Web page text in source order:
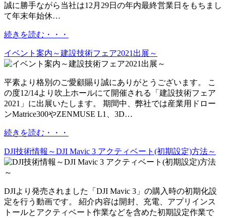
誠に勝手ながら当社は12月29日の年内最終営業日をもちまし
て年末年始休…
続きを読む・・・
イベント案内～建設技術フェア2021出展～
平素より格別のご愛顧賜り誠にありがとうございます。 こ
の度12/14より吹上ホールにて開催される「建設技術フェア
2021」に出展いたします。 期間中、弊社では産業用ドロー
ンMatrice300やZENMUSE L1、3D…
続きを読む・・・
DJI技術情報～DJI Mavic 3 アクティベート(初期設定)方法～
DJIより発売されました「DJI Mavic 3」の購入時の初期化設
定を行う動画です。 紹介内容は開封、充電、アプリインス
トールとアクティベート作業などを含めた初期設定作業で